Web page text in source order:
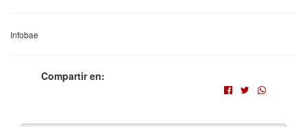
Infobae
Compartir en: